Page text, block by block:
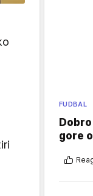
FUDBAL
gore